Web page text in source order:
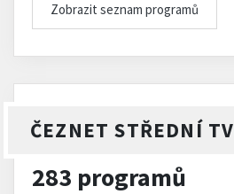
Zobrazit seznam programů
ČEZNET STŘEDNÍ TV
283 programů